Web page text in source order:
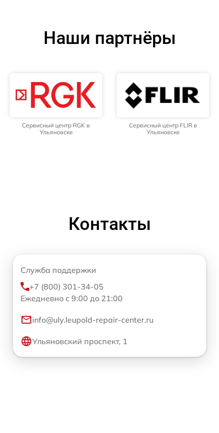
Наши партнёры
Сервисный центр RGK в
Ульяновске
Сервисный центр FLIR в
Ульяновске
Контакты
Служба поддержки
+7 (800) 301-34-05
Ежедневно с 9:00 до 21:00
info@uly.leupold-repair-center.ru
Ульяновский проспект, 1